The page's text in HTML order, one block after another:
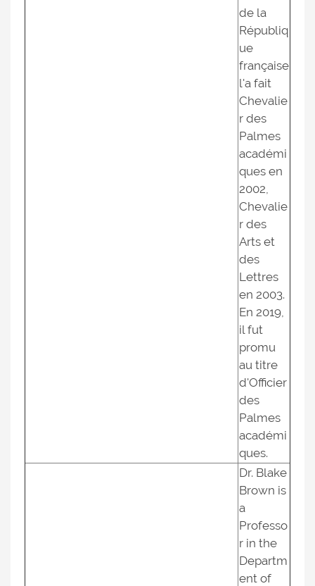
de la
Républiq
ue
française
l'a fait
Chevalie
r des
Palmes
académi
ques en
2002,
Chevalie
r des
Arts et
des
Lettres
en 2003.
En 2019,
il fut
promu
au titre
d'Officier
des
Palmes
académi
ques.
Dr. Blake
Brown is
a
Professo
r in the
Departm
ent of